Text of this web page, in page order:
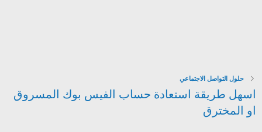
حلول التواصل الاجتماعي
اسهل طريقة استعادة حساب الفيس بوك المسروق
او المخترق